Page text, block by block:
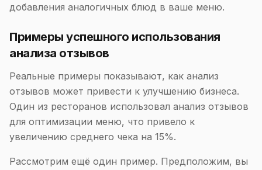
добавления аналогичных блюд в ваше меню.
Примеры успешного использования
анализа отзывов
Реальные примеры показывают, как анализ
отзывов может привести к улучшению бизнеса.
Один из ресторанов использовал анализ отзывов
для оптимизации меню, что привело к
увеличению среднего чека на 15%.
Рассмотрим ещё один пример. Предположим, вы